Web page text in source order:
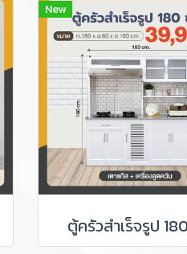
New
ตู้ครัวสำเร็จรูป